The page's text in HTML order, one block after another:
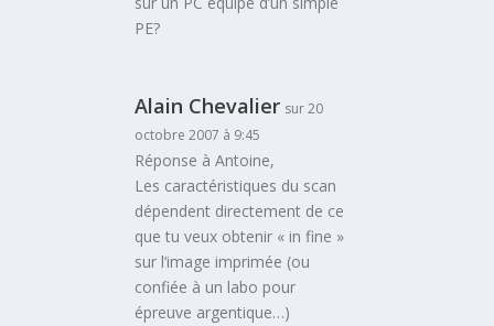
PE?
Alain Chevalier sur 20
octobre 2007 à 9:45
Réponse à Antoine,
Les caractéristiques du scan
dépendent directement de ce
que tu veux obtenir « in fine »
sur l’image imprimée (ou
confiée à un labo pour
épreuve argentique…)